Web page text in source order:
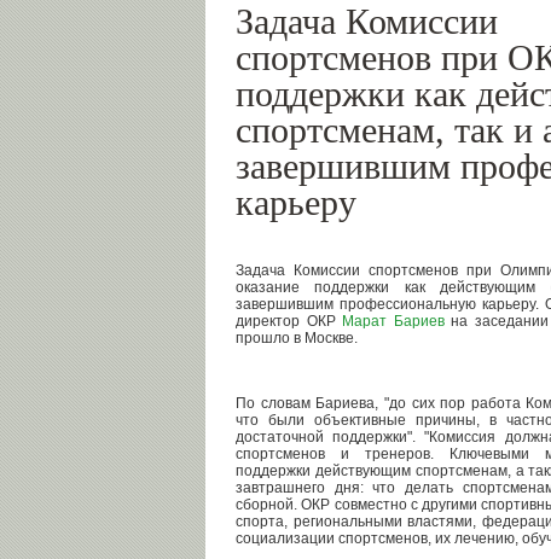
Задача Комиссии
спортсменов при
поддержки как
спортсменам, так и
завершившим
карьеру
Задача Комиссии спортсменов при
оказание поддержки как
завершившим профессиональную карьеру.
директор ОКР Марат Бариевна заседании
прошло в Москве.
По словам Бариева, "до сих пор работа
что были объективные причины, в
достаточной поддержки". "Комиссия
спортсменов и тренеров. Ключевыми
поддержки действующим спортсменам, а
завтрашнего дня: что делать
сборной. ОКР совместно с другими
спорта, региональными властями,
социализации спортсменов, их лечению,